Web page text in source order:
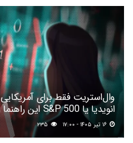
وال‌استریت فقط برای
انویدیا یا S&P 500 این راهنما را بخوانید
۲۳۵